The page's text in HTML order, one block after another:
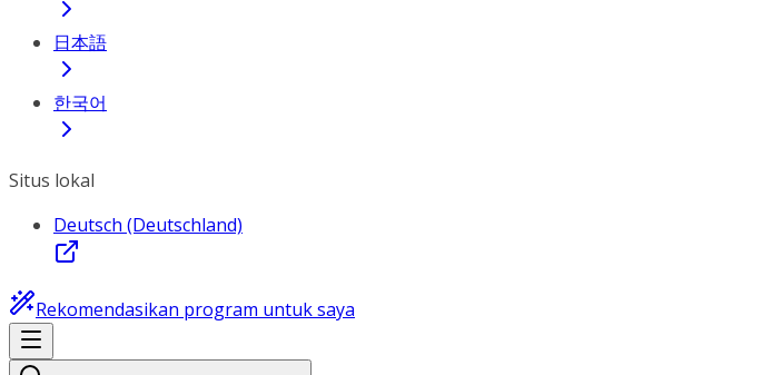
日本語
한국어
Situs lokal
Deutsch (Deutschland)
Rekomendasikan program untuk saya